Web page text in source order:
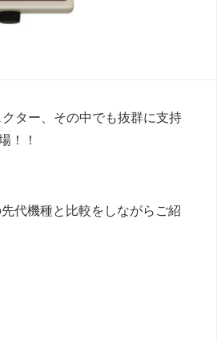
ター、その中でも抜群に支持
！！
代機種と比較をしながらご紹